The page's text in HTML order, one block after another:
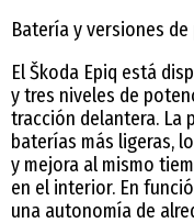
Batería y versiones
El Škoda Epiq está
y tres niveles de
tracción delantera. La
baterías más ligeras,
y mejora al mismo
en el interior. En
una autonomía de